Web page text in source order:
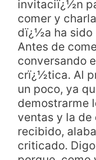
invitaciï¿½n
comer y
dï¿½a ha sido
Antes de
conversando
crï¿½tica. Al
un poco, ya
demostrarme
ventas y la
recibido,
criticado.